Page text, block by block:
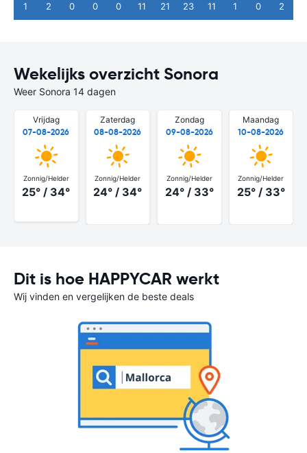
1 2 0 0 0 11 21 23 11 1 0 2
Wekelijks overzicht Sonora
Weer Sonora 14 dagen
Vrijdag
07-08-2026
Zonnig/Helder
25° / 34°
Zaterdag
08-08-2026
Zonnig/Helder
24° / 34°
Zondag
09-08-2026
Zonnig/Helder
24° / 33°
Maandag
10-08-2026
Zonnig/Helder
25° / 33°
Dit is hoe HAPPYCAR werkt
Wij vinden en vergelijken de beste deals